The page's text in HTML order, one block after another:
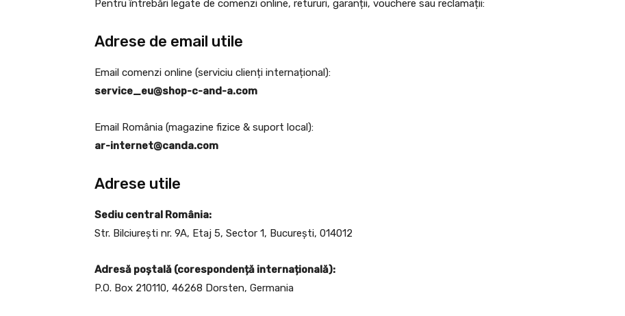
Pentru întrebări legate de comenzi online, retururi, garanții, vouchere sau reclamații:
Adrese de email utile
Email comenzi online (serviciu clienți internațional):
service_eu@shop-c-and-a.com
Email România (magazine fizice & suport local):
ar-internet@canda.com
Adrese utile
Sediu central România:
Str. Bilciurești nr. 9A, Etaj 5, Sector 1, București, 014012
Adresă poștală (corespondență internațională):
P.O. Box 210110, 46268 Dorsten, Germania